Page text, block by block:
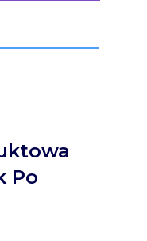
Po